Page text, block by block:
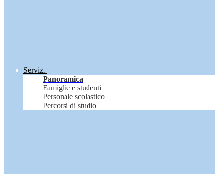
Servizi
Panoramica
Famiglie e studenti
Personale scolastico
Percorsi di studio